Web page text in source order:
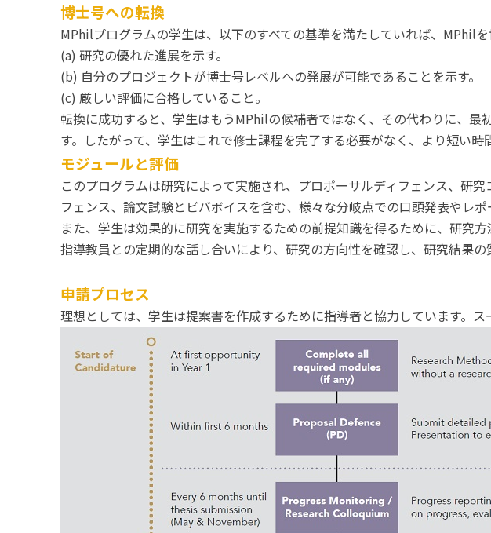
博士号への転換
MPhilプログラムの学生は、以下のすべての基準を満たしていれば、MPhilを
(a) 研究の優れた進展を示す。
(b) 自分のプロジェクトが博士号レベルへの発展が可能であることを示す。
(c) 厳しい評価に合格していること。
転換に成功すると、学生はもうMPhilの候補者ではなく、その代わりに、
す。したがって、学生はこれで修士課程を完了する必要がなく、より短い時
モジュールと評価
このプログラムは研究によって実施され、プロポーサルディフェンス、研
フェンス、論文試験とビバボイスを含む、様々な分岐点での口頭発表やレポ
また、学生は効果的に研究を実施するための前提知識を得るために、研究
指導教員との定期的な話し合いにより、研究の方向性を確認し、研究結果の
申請プロセス
理想としては、学生は提案書を作成するために指導者と協力しています。